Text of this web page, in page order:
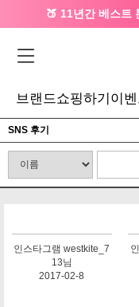
🍑 11년간 베스트
브랜드쇼핑하기 이
SNS 후기
인스타그램 westkite_7
13님
2017-02-8